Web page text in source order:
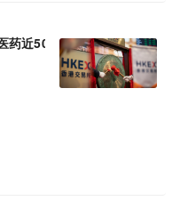
药近50%研发投入背后的技术